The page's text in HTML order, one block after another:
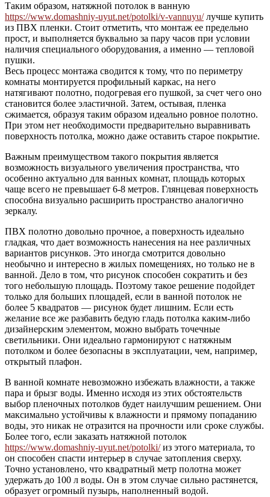
Таким образом, натяжной потолок в ванную
https://www.domashniy-uyut.net/potolki/v-vannuyu/лучше купить
из ПВХ пленки. Стоит отметить, что монтаж ее предельно
прост, и выполняется буквально за пару часов при условии
наличия специального оборудования, а именно — тепловой
пушки.
Весь процесс монтажа сводится к тому, что по периметру
комнаты монтируется профильный каркас, на него
натягивают полотно, подогревая его пушкой, за счет чего оно
становится более эластичной. Затем, остывая, пленка
сжимается, образуя таким образом идеально ровное полотно.
При этом нет необходимости предварительно выравнивать
поверхность потолка, можно даже оставить старое покрытие.
Важным преимуществом такого покрытия является
возможность визуального увеличения пространства, что
особенно актуально для ванных комнат, площадь которых
чаще всего не превышает 6-8 метров. Глянцевая поверхность
способна визуально расширить пространство аналогично
зеркалу.
ПВХ полотно довольно прочное, а поверхность идеально
гладкая, что дает возможность нанесения на нее различных
вариантов рисунков. Это иногда смотрится довольно
необычно и интересно в жилых помещениях, но только не в
ванной. Дело в том, что рисунок способен сократить и без
того небольшую площадь. Поэтому такое решение подойдет
только для больших площадей, если в ванной потолок не
более 5 квадратов — рисунок будет лишним. Если есть
желание все же разбавить бедую гладь потолка каким-либо
дизайнерским элементом, можно выбрать точечные
светильники. Они идеально гармонируют с натяжным
потолком и более безопасны в эксплуатации, чем, например,
открытый плафон.
В ванной комнате невозможно избежать влажности, а также
пара и брызг воды. Именно исходя из этих обстоятельств
выбор пленочных потолков будет наилучшим решением. Они
максимально устойчивы к влажности и прямому попаданию
воды, это никак не отразится на прочности или сроке службы.
Более того, если заказать натяжной потолок
https://www.domashniy-uyut.net/potolki/из этого материала, то
он способен спасти интерьер в случае затопления сверху.
Точно установлено, что квадратный метр полотна может
удержать до 100 л воды. Он в этом случае сильно растянется,
образует огромный пузырь, наполненный водой.